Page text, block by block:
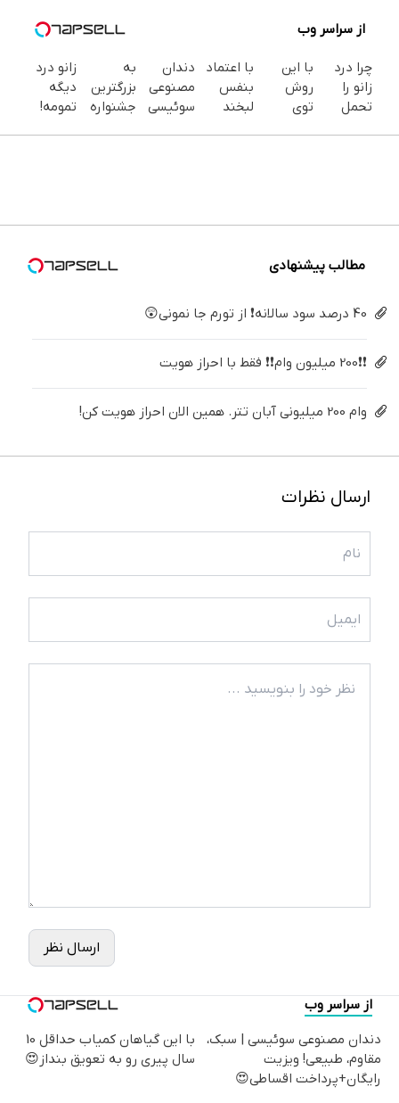
از سراسر وب
چرا درد
زانو را
تحمل
کن
با این
روش
توی
با اعتماد
بنفس
لبخند
دندان
مصنوعی
سوئیسی
اقساطی
به
بزرگترین
جشنواره
زانو درد
دیگه
تمومه!
مطالب پیشنهادی
40 درصد سود سالانه❗ از تورم جا نمونی😲
❗❗200 میلیون وام❗❗ فقط با احراز هویت
وام 200 میلیونی آبان تتر. همین الان احراز هویت کن!
ارسال نظرات
ارسال نظر
از سراسر وب
دندان مصنوعی سوئیسی | سبک،
مقاوم، طبیعی! ویزیت
رایگان+پرداخت اقساطی😍
با این گیاهان کمیاب حداقل 10
سال پیری رو به تعویق بنداز😍